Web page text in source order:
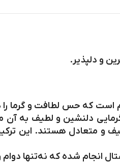
و دلپذیر.
است که حس لطافت و گرما
دلنشین و لطیف به
و متعادل هستند. این
انجام شده که نه‌تنها